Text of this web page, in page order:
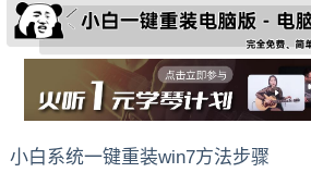
小白系统一键重装win7方法步骤